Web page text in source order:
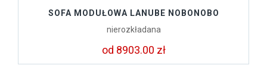
SOFA MODUŁOWA LANUBE NOBONOBO
nierozkładana
od 8903.00 zł